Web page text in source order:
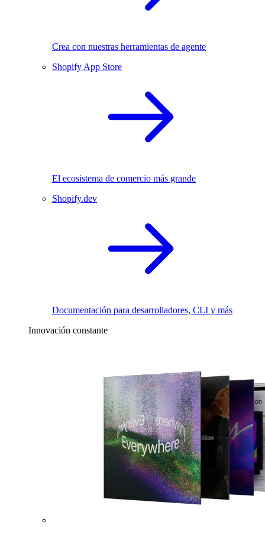
Crea con nuestras herramientas de agente
Shopify App Store
El ecosistema de comercio más grande
Shopify.dev
Documentación para desarrolladores, CLI y más
Innovación constante